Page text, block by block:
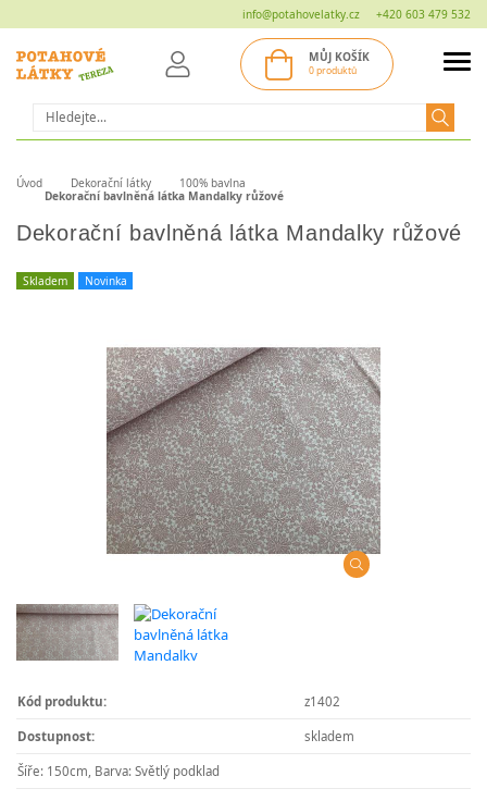
info@potahovelatky.cz +420 603 479 532
Hledat
MŮJ KOŠÍK
0 produktů
Úvod Dekorační látky
100% bavlna
Dekorační bavlněná látka Mandalky růžové
Dekorační bavlněná látka Mandalky růžové
Skladem Novinka
Kód produktu: z1402
Dostupnost: skladem
Šíře: 150cm, Barva: Světlý podklad